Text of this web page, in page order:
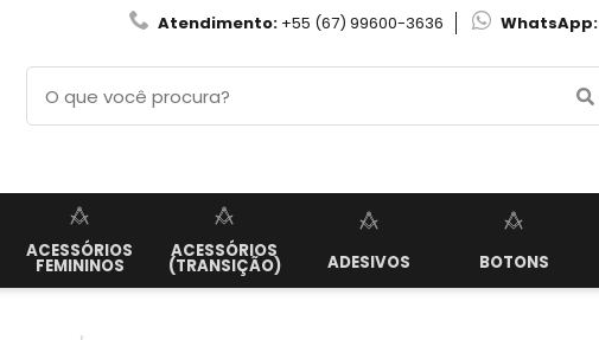
Atendimento: +55 (67) 99600-3636 WhatsApp:
ACESSÓRIOS
FEMININOS
ACESSÓRIOS
(TRANSIÇÃO) ADESIVOS BOTONS